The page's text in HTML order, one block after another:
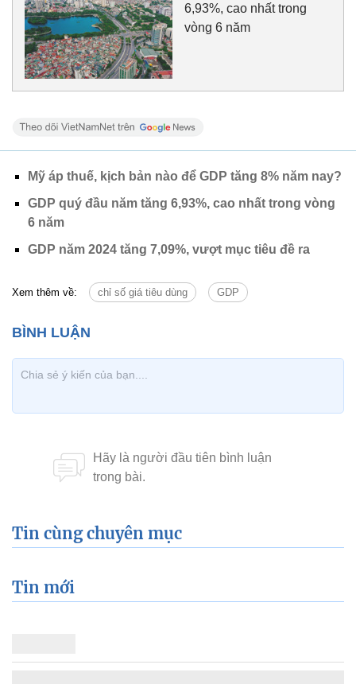
6,93%, cao nhất trong
vòng 6 năm
Mỹ áp thuế, kịch bản nào để GDP tăng 8% năm nay?
GDP quý đầu năm tăng 6,93%, cao nhất trong vòng
6 năm
GDP năm 2024 tăng 7,09%, vượt mục tiêu đề ra
Xem thêm về: chỉ số giá tiêu dùng GDP
Tin cùng chuyên mục
Tin mới